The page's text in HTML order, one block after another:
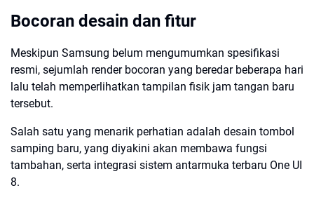
Bocoran desain dan fitur
Meskipun Samsung belum mengumumkan spesifikasi
resmi, sejumlah render bocoran yang beredar beberapa hari
lalu telah memperlihatkan tampilan fisik jam tangan baru
tersebut.
Salah satu yang menarik perhatian adalah desain tombol
samping baru, yang diyakini akan membawa fungsi
tambahan, serta integrasi sistem antarmuka terbaru One UI
8.